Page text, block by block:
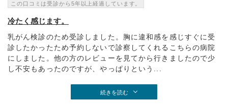
この口コミは受診から5年以上経過しています。
冷たく感じます。
乳がん検診のため受診しました。胸に違和感を感じすぐに受
診したかったため予約しないで診察してくれるこちらの病院
にしました。他の方のレビューを見てから行きましたので少
し不安もあったのですが、やっぱりという...
続きを読む